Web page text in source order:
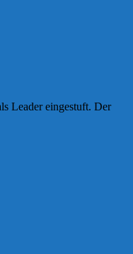
Leader eingestuft. Der